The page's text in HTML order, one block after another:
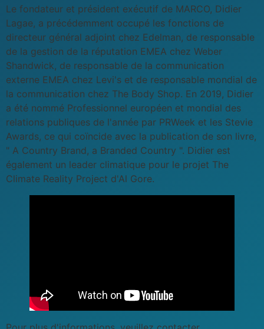
Le fondateur et président exécutif de MARCO, Didier
Lagae, a précédemment occupé les fonctions de
directeur général adjoint chez Edelman, de responsable
de la gestion de la réputation EMEA chez Weber
Shandwick, de responsable de la communication
externe EMEA chez Levi's et de responsable mondial de
la communication chez The Body Shop. En 2019, Didier
a été nommé Professionnel européen et mondial des
relations publiques de l'année par PRWeek et les Stevie
Awards, ce qui coïncide avec la publication de son livre,
" A Country Brand, a Branded Country ". Didier est
également un leader climatique pour le projet The
Climate Reality Project d'Al Gore.